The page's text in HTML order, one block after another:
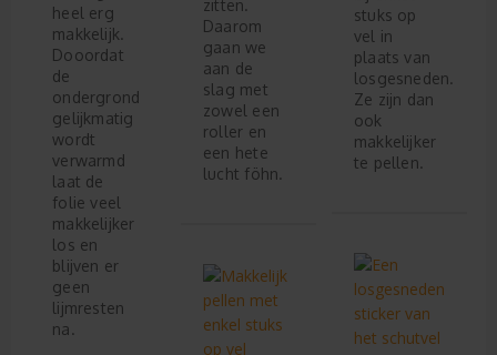
heel erg
makkelijk.
Dooordat
de
ondergrond
gelijkmatig
wordt
verwarmd
laat de
folie veel
makkelijker
los en
blijven er
geen
lijmresten
na.
zitten.
Daarom
gaan we
aan de
slag met
zowel een
roller en
een hete
lucht föhn.
stuks op
vel in
plaats van
losgesneden.
Ze zijn dan
ook
makkelijker
te pellen.